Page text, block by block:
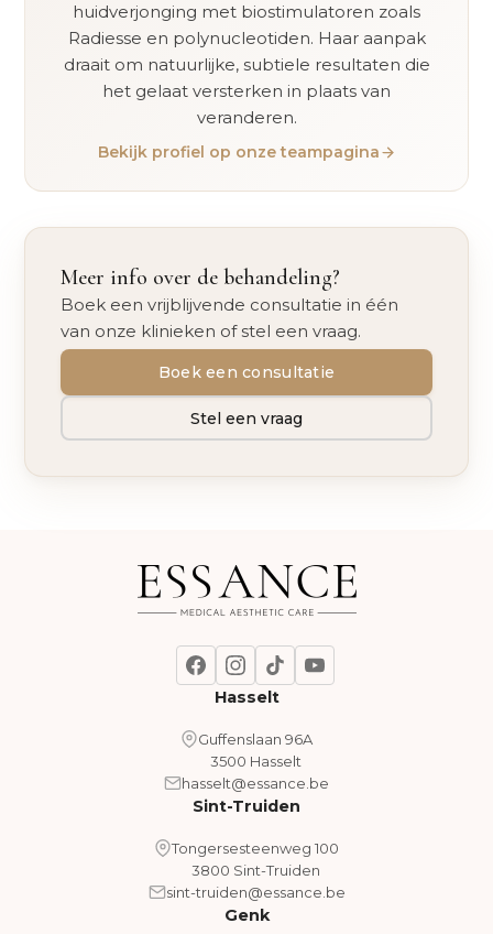
huidverjonging met biostimulatoren zoals
Radiesse en polynucleotiden. Haar aanpak
draait om natuurlijke, subtiele resultaten die
het gelaat versterken in plaats van
veranderen.
Bekijk profiel op onze teampagina
Meer info over de behandeling?
Boek een vrijblijvende consultatie in één
van onze klinieken of stel een vraag.
Boek een consultatie
Stel een vraag
Hasselt
Guffenslaan 96A
3500 Hasselt
hasselt@essance.be
Sint-Truiden
Tongersesteenweg 100
3800 Sint-Truiden
sint-truiden@essance.be
Genk